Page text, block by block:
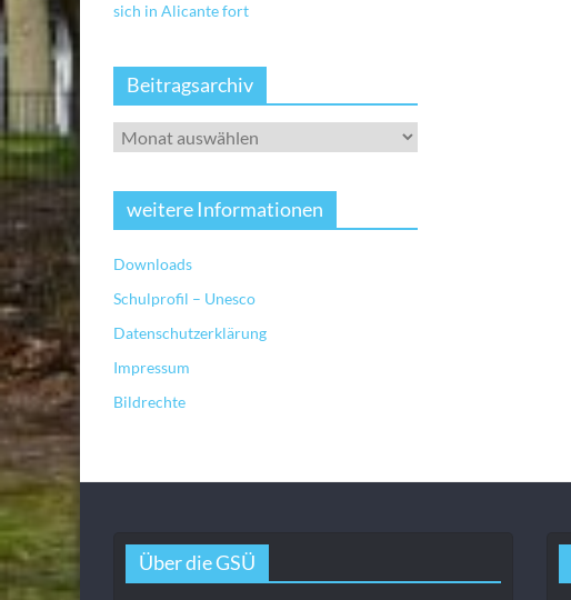
sich in Alicante fort
Beitragsarchiv
weitere Informationen
Downloads
Schulprofil – Unesco
Datenschutzerklärung
Impressum
Bildrechte
Über die GSÜ